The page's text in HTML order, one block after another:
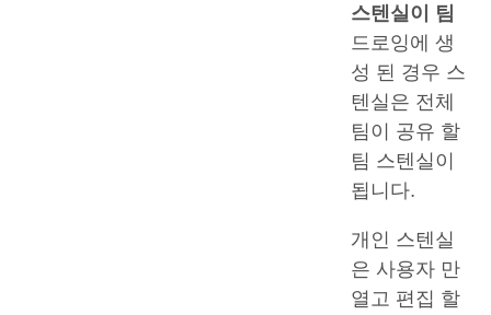
스텐실이 팀
드로잉에 생
성 된 경우 스
텐실은 전체
팀이 공유 할
팀 스텐실이
됩니다.
개인 스텐실
은 사용자 만
열고 편집 할